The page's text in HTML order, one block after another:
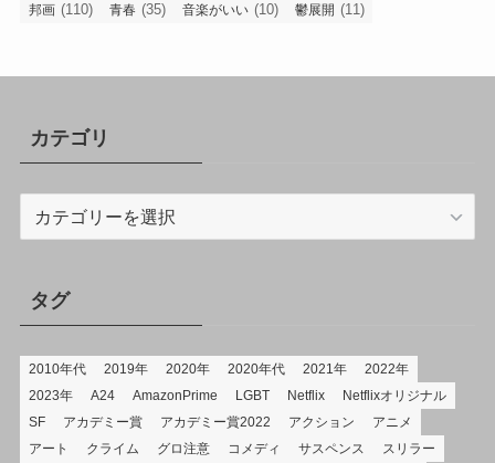
邦画 (110) 青春 (35) 音楽がいい (10) 鬱展開 (11)
カテゴリ
タグ
2010年代 2019年 2020年 2020年代 2021年
2022年
2023年
A24 AmazonPrime LGBT Netflix
Netflixオリジナル
SF
アカデミー賞 アカデミー賞2022 アクション
アニメ
アート
クライム グロ注意 コメディ サスペンス
スリラー